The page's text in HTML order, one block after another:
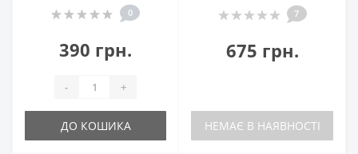
0
390 грн.
- +
ДО КОШИКА
7
675 грн.
НЕМАЄ В НАЯВНОСТІ